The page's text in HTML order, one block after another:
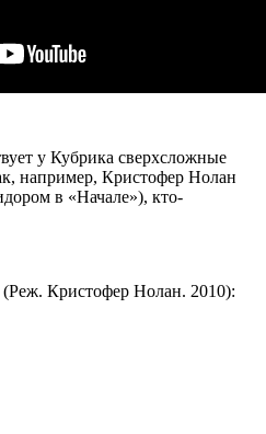
у Кубрика сверхсложные
например, Кристофер Нолан
в «Начале»), кто-
(Реж. Кристофер Нолан. 2010):